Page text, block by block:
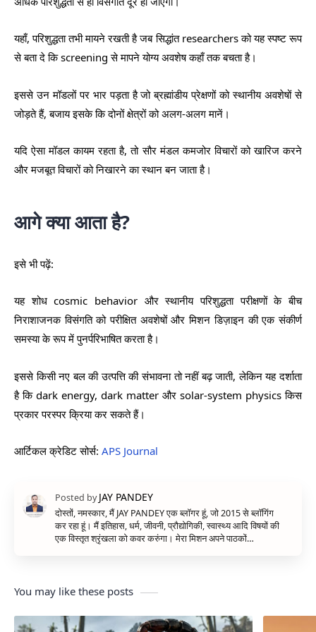
यहाँ, परिशुद्धता तभी मायने रखती है जब सिद्धांत researchers को यह स्पष्ट रूप
से बता दे कि screening से मापने योग्य अवशेष कहाँ तक बचता है।
इससे उन मॉडलों पर भार पड़ता है जो ब्रह्मांडीय प्रेक्षणों को स्थानीय अवशेषों से
जोड़ते हैं, बजाय इसके कि दोनों क्षेत्रों को अलग-अलग मानें।
यदि ऐसा मॉडल कायम रहता है, तो सौर मंडल कमजोर विचारों को खारिज करने
और मजबूत विचारों को निखारने का स्थान बन जाता है।
आगे क्या आता है?
इसे भी पढ़ें:
यह शोध cosmic behavior और स्थानीय परिशुद्धता परीक्षणों के बीच
निराशाजनक विसंगति को परीक्षित अवशेषों और मिशन डिज़ाइन की एक संकीर्ण
समस्या के रूप में पुनर्परिभाषित करता है।
इससे किसी नए बल की उत्पत्ति की संभावना तो नहीं बढ़ जाती, लेकिन यह दर्शाता
है कि dark energy, dark matter और solar-system physics किस
प्रकार परस्पर क्रिया कर सकते हैं।
आर्टिकल क्रेडिट सोर्स: APS Journal
दोस्तों, नमस्कार, मैं JAY PANDEY एक ब्लॉगर हूं, जो 2015 से ब्लॉगिंग
कर रहा हूं। मैं इतिहास, धर्म, जीवनी, प्रौद्योगिकी, स्वास्थ्य आदि विषयों की
एक विस्तृत श्रृंखला को कवर करुंगा। मेरा मिशन अपने पाठकों…
You may like these posts